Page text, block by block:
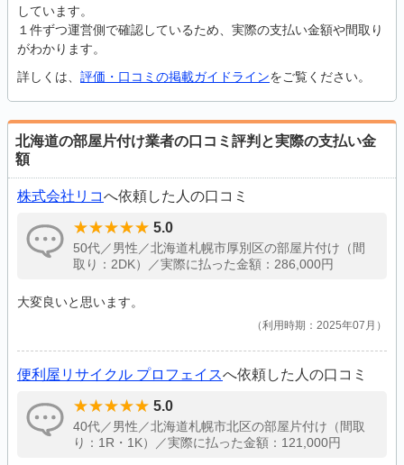
しています。
１件ずつ運営側で確認しているため、実際の支払い金額や間取り
がわかります。
詳しくは、 評価・口コミの掲載ガイドラインをご覧ください。
北海道の部屋片付け業者の口コミ評判と実際の支払い金
額
株式会社リコへ依頼した人の口コミ
5.0
50代／男性／北海道札幌市厚別区の部屋片付け（間
取り：2DK）／実際に払った金額：286,000円
大変良いと思います。
利用時期：2025年07月
便利屋リサイクル プロフェイスへ依頼した人の口コミ
5.0
40代／男性／北海道札幌市北区の部屋片付け（間取
り：1R・1K）／実際に払った金額：121,000円